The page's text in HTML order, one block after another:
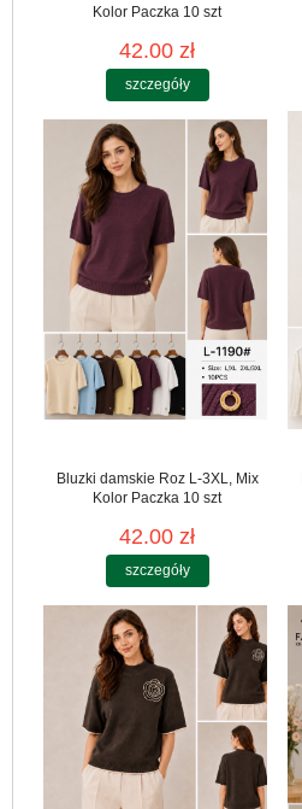
Kolor Paczka 10 szt
42.00 zł
szczegóły
Bluzki damskie Roz L-3XL, Mix
Kolor Paczka 10 szt
42.00 zł
szczegóły